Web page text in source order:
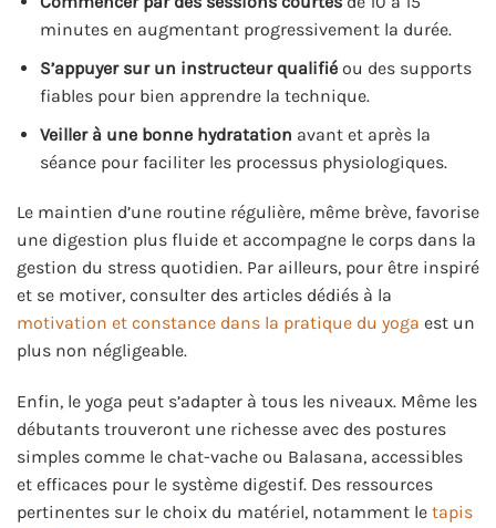
minutes en augmentant progressivement la durée.
S’appuyer sur un instructeur qualifiéou des supports
fiables pour bien apprendre la technique.
Veiller à une bonne hydratation avant et après la
séance pour faciliter les processus physiologiques.
Le maintien d’une routine régulière, même brève, favorise
une digestion plus fluide et accompagne le corps dans la
gestion du stress quotidien. Par ailleurs, pour être inspiré
et se motiver, consulter des articles dédiés à la
motivation et constance dans la pratique du yoga est un
plus non négligeable.
Enfin, le yoga peut s’adapter à tous les niveaux. Même les
débutants trouveront une richesse avec des postures
simples comme le chat-vache ou Balasana, accessibles
et efficaces pour le système digestif. Des ressources
pertinentes sur le choix du matériel, notamment le tapis